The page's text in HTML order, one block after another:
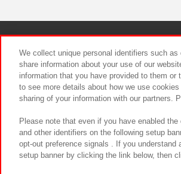
We collect unique personal identifiers such
share information about your use of our
information that you have provided to them
to see more details about how we use
sharing of your information with our partners.
Please note that even if you have enabled
and other identifiers on the following setup
opt-out preference signals . If you
setup banner by clicking the link below, then